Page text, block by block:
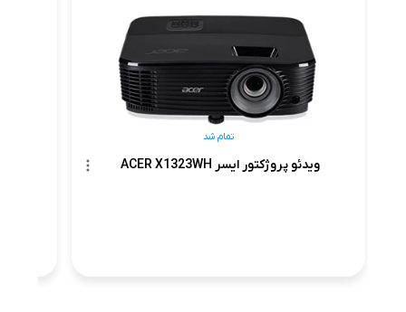
ویدئو پروژکتور ایسر ACER X1323WH
تمام شد